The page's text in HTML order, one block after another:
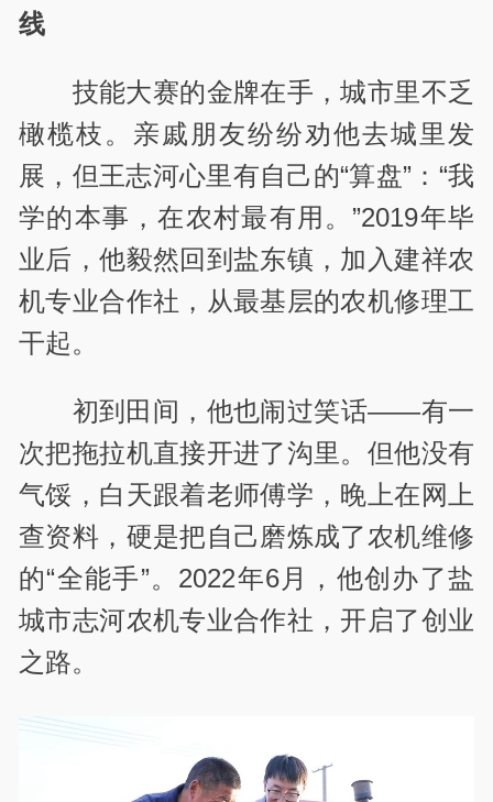
线
技能大赛的金牌在手，城市里不乏
橄榄枝。亲戚朋友纷纷劝他去城里发
展，但王志河心里有自己的“算盘” ： “我
学的本事，在农村最有用。 ”2019年毕
业后，他毅然回到盐东镇，加入建祥农
机专业合作社，从最基层的农机修理工
干起。
初到田间，他也闹过笑话——有一
次把拖拉机直接开进了沟里。但他没有
气馁，白天跟着老师傅学，晚上在网上
查资料，硬是把自己磨炼成了农机维修
的“全能手”。 2022年6月，他创办了盐
城市志河农机专业合作社，开启了创业
之路。